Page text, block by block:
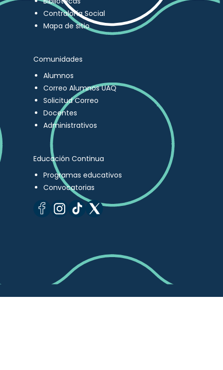
Contraloría Social
Mapa de sitio
Comunidades
Alumnos
Correo Alumnos UAQ
Solicitud Correo
Docentes
Administrativos
Educación Continua
Programas educativos
Convocatorias